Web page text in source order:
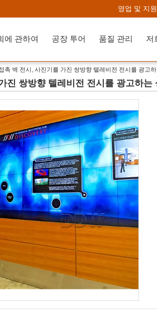
영업 및 지
에 관하여 공장 투어 품질 관리
촉 벽 전시, 사진기를 가진 쌍방향 텔레비전 전시를 광고하
쌍방향 텔레비전 전시를 광고하는